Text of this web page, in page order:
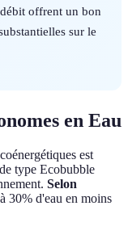
offrent un bon
sur le
en Eau
est
type Ecobubble
Selon
30% d'eau en moins